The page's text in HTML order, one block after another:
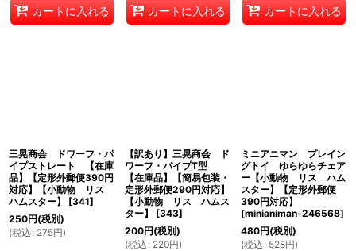
カートに入れる カートに入れる カートに入れる
三晃商会 ドワーフ・パ
イプストレート 【在庫
品】【定形外郵便390円
対応】【小動物 リス
ハムスター】
[341]
250円(税別)
(税込 : 275円)
【訳あり】三晃商会 ド
ワーフ・パイプT型
【在庫品】【簡易包装・
定形外郵便290円対応】
【小動物 リス ハムス
ター】
[343]
200円(税別)
(税込 : 220円)
ミニアニマン プレイン
グトイ ゆらゆらチェア
ー【小動物 リス ハム
スター】【定形外郵便
390円対応】
[minianiman-246568]
480円(税別)
(税込 : 528円)